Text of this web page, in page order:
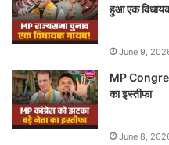
हुआ एक
June 9,
MP
का इस्तीफा
June 8,